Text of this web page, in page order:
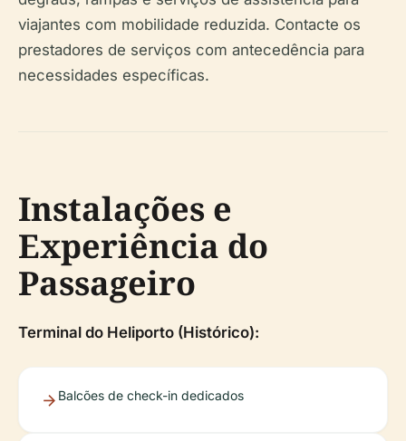
viajantes com mobilidade reduzida. Contacte os
prestadores de serviços com antecedência para
necessidades específicas.
Instalações e
Experiência do
Passageiro
Terminal do Heliporto (Histórico):
Balcões de check-in dedicados